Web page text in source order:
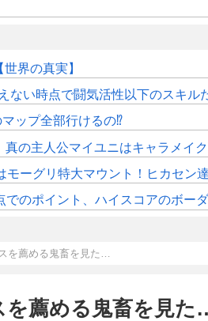
界の真実】
ない時点で闘気活性以下のスキル
ップ全部行けるの⁉
の主人公マイユニはキャラメイ
グリ特大マウント！ヒカセン達
のポイント、ハイスコアのボー
を薦める鬼畜を見た…
を薦める鬼畜を見た